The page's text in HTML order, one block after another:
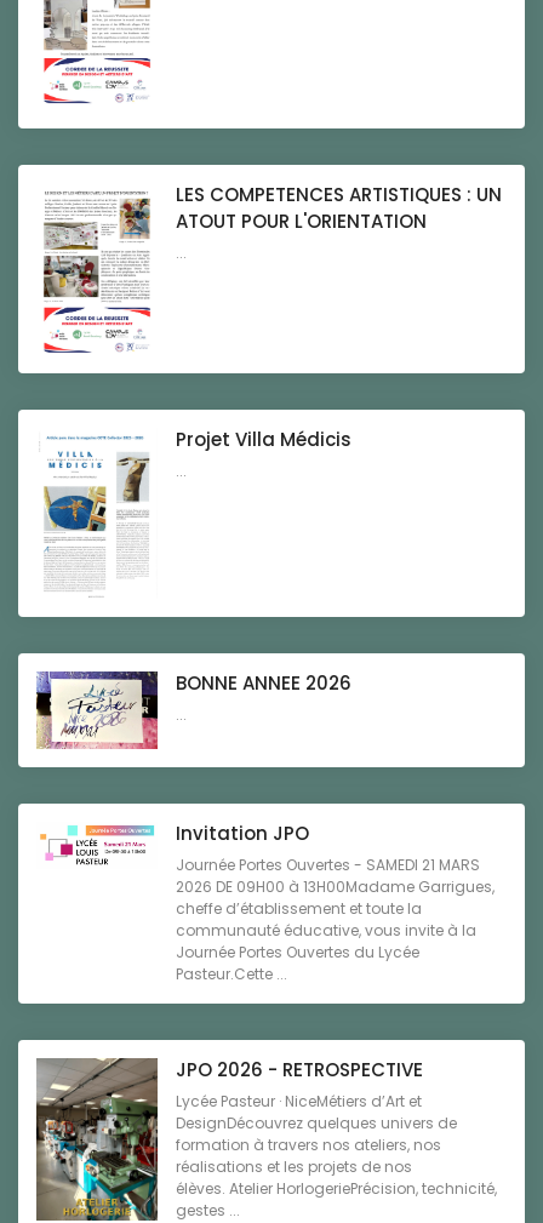
LES COMPETENCES ARTISTIQUES : UN
ATOUT POUR L'ORIENTATION
...
Projet Villa Médicis
...
BONNE ANNEE 2026
...
Invitation JPO
Journée Portes Ouvertes - SAMEDI 21 MARS
2026 DE 09H00 à 13H00Madame Garrigues,
cheffe d’établissement et toute la
communauté éducative, vous invite à la
Journée Portes Ouvertes du Lycée
Pasteur.Cette ...
JPO 2026 - RETROSPECTIVE
Lycée Pasteur · NiceMétiers d’Art et
DesignDécouvrez quelques univers de
formation à travers nos ateliers, nos
réalisations et les projets de nos
élèves. Atelier HorlogeriePrécision, technicité,
gestes ...